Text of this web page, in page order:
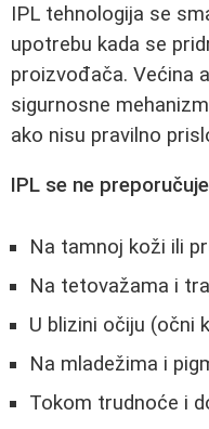
IPL tehnologija se
upotrebu kada se
proizvođača. Većina
sigurnosne
ako nisu pravilno
IPL se ne preporučuje
Na tamnoj koži ili
Na tetovažama i
U blizini očiju (očni
Na mladežima i
Tokom trudnoće i